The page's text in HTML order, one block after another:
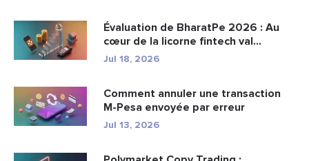
Évaluation de BharatPe 2026 : Au
cœur de la licorne fintech val...
Jul 18, 2026
Comment annuler une transaction
M-Pesa envoyée par erreur
Jul 13, 2026